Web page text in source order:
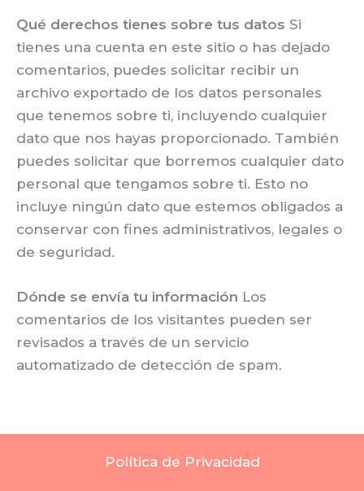
Qué derechos tienes sobre tus datos Si
tienes una cuenta en este sitio o has dejado
comentarios, puedes solicitar recibir un
archivo exportado de los datos personales
que tenemos sobre ti, incluyendo cualquier
dato que nos hayas proporcionado. También
puedes solicitar que borremos cualquier dato
personal que tengamos sobre ti. Esto no
incluye ningún dato que estemos obligados a
conservar con fines administrativos, legales o
de seguridad.
Dónde se envía tu información Los
comentarios de los visitantes pueden ser
revisados a través de un servicio
automatizado de detección de spam.
Política de Privacidad